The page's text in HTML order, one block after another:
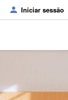
Iniciar sessão